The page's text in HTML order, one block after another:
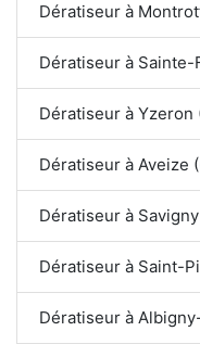
Dératiseur à
Dératiseur à
Dératiseur à Yzeron
Dératiseur à Aveize
Dératiseur à
Dératiseur à Saint-
Dératiseur à